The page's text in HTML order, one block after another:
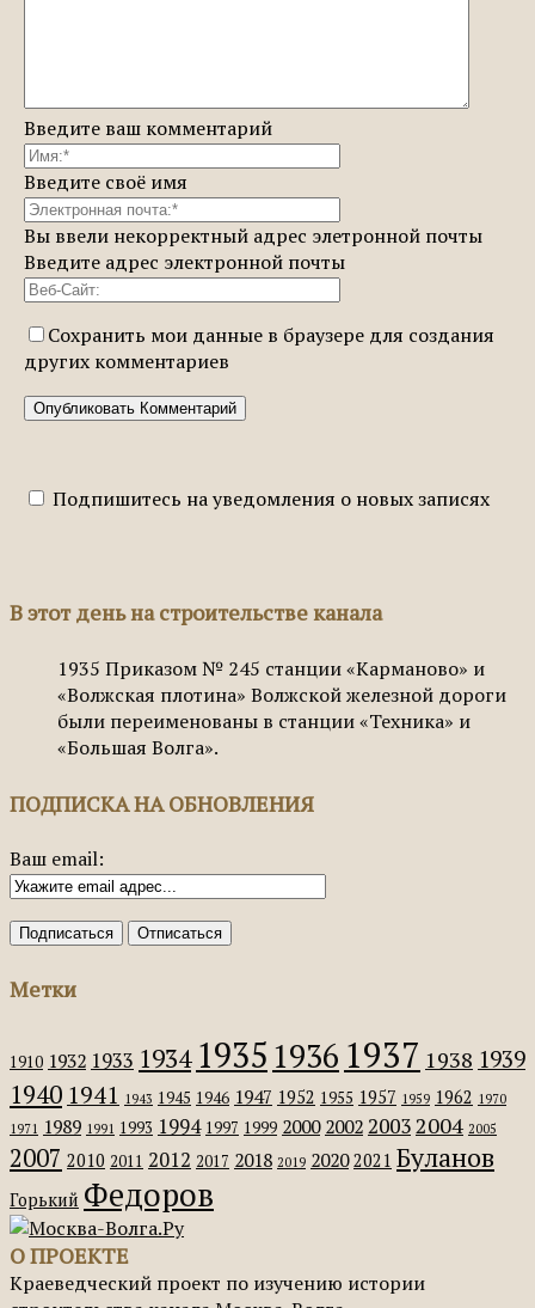
Введите ваш комментарий
Введите своё имя
Вы ввели некорректный адрес элетронной почты
Введите адрес электронной почты
Сохранить мои данные в браузере для создания
других комментариев
Подпишитесь на уведомления о новых записях
В этот день на строительстве канала
1935 Приказом № 245 станции «Карманово» и
«Волжская плотина» Волжской железной дороги
были переименованы в станции «Техника» и
«Большая Волга».
ПОДПИСКА НА ОБНОВЛЕНИЯ
Ваш email:
Метки
1910 1932 1933 1934 1935 1936 1937 1938 1939
1940 1941 1943 1945 1946 1947 1952 1955 1957 1959 1962 1970
1971 1989 1991 1993 1994 1997 1999 2000 2002 20032004 2005
2007 2010 2011 2012 2017 2018 2019 2020 2021 Буланов
Горький Федоров
О ПРОЕКТЕ
Краеведческий проект по изучению истории